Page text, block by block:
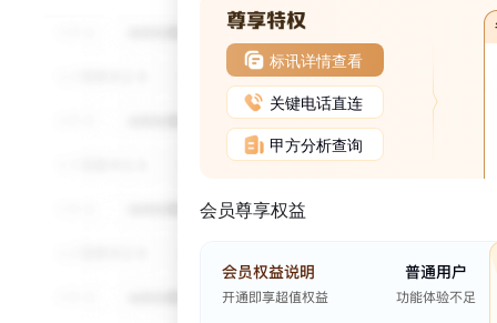
标讯详情查看
关键电话直连
甲方分析查询
会员尊享权益